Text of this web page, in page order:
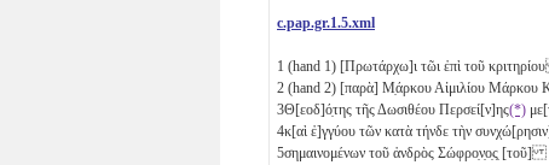
c.pap.gr.1.5.xml
1 (hand 1) [Πρωτάρχω]ι τῶι ἐπὶ τοῦ
2 (hand 2) [παρὰ] Μ̣άρκου Αἰμιλίου Μάρκου
3Θ[εοδ]ό̣της τῆς Δωσιθέου Περσεί[ν]ης(*)
4κ[αὶ ἐ]γγύου τῶν κατὰ τήνδε τὴν
5σημαινομένων τοῦ ἀνδρὸς Σώφρο̣ν̣ο̣ς̣ [τοῦ]